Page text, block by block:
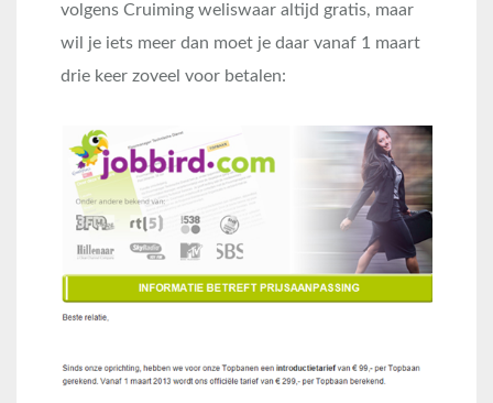
volgens Cruiming weliswaar altijd gratis, maar
wil je iets meer dan moet je daar vanaf 1 maart
drie keer zoveel voor betalen: